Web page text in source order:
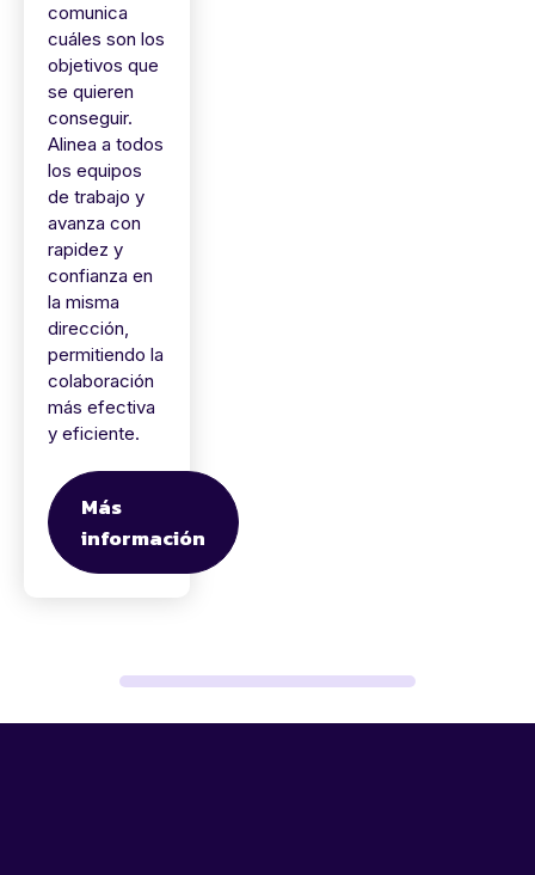
comunica
cuáles son los
objetivos que
se quieren
conseguir.
Alinea a todos
los equipos
de trabajo y
avanza con
rapidez y
confianza en
la misma
dirección,
permitiendo la
colaboración
más efectiva
y eficiente.
Más
información